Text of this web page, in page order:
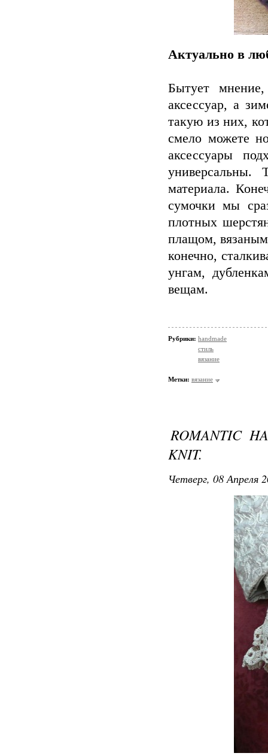
Актуально в
Бытует
аксессуар, а
такую из них,
смело можете
аксессуары
универсальны.
материала.
сумочки мы
плотных
плащом,
конечно,
унгам,
вещам.
Рубрики: handmade
стиль
вязание
Метки: вязание
ROMANTIC
KNIT.
Четверг, 08 Апреля